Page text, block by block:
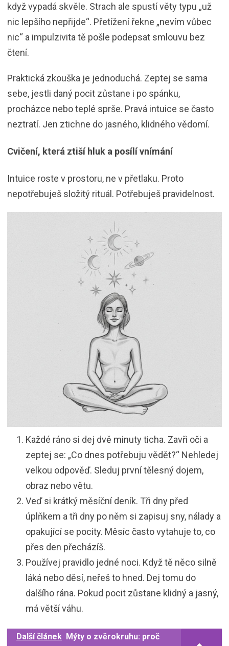
když vypadá skvěle. Strach ale spustí věty typu „už
nic lepšího nepřijde“. Přetížení řekne „nevím vůbec
nic“ a impulzivita tě pošle podepsat smlouvu bez
čtení.
Praktická zkouška je jednoduchá. Zeptej se sama
sebe, jestli daný pocit zůstane i po spánku,
procházce nebo teplé sprše. Pravá intuice se často
neztratí. Jen ztichne do jasného, klidného vědomí.
Cvičení, která ztiší hluk a posílí vnímání
Intuice roste v prostoru, ne v přetlaku. Proto
nepotřebuješ složitý rituál. Potřebuješ pravidelnost.
Každé ráno si dej dvě minuty ticha. Zavři oči a
zeptej se: „Co dnes potřebuju vědět?“ Nehledej
velkou odpověď. Sleduj první tělesný dojem,
obraz nebo větu.
Veď si krátký měsíční deník. Tři dny před
úplňkem a tři dny po něm si zapisuj sny, nálady a
opakující se pocity. Měsíc často vytahuje to, co
přes den přecházíš.
Používej pravidlo jedné noci. Když tě něco silně
láká nebo děsí, neřeš to hned. Dej tomu do
dalšího rána. Pokud pocit zůstane klidný a jasný,
má větší váhu.
Další článek Mýty o zvěrokruhu: proč